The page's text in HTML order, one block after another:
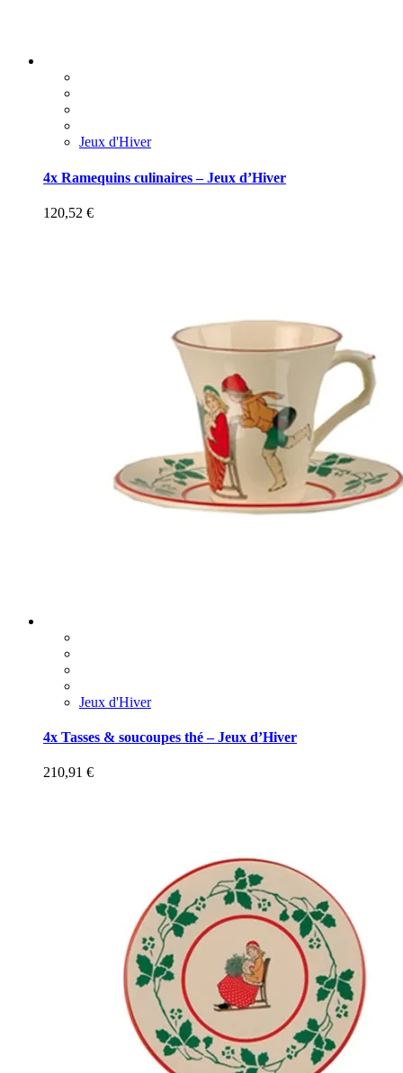
Jeux d'Hiver
4x Ramequins culinaires – Jeux d’Hiver
120,52 €
Jeux d'Hiver
4x Tasses & soucoupes thé – Jeux d’Hiver
210,91 €